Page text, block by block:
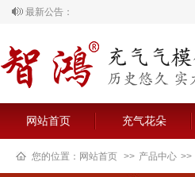
最新公告：
网站首页 充气花朵
您的位置： 网站首页 >> 产品中心 >>